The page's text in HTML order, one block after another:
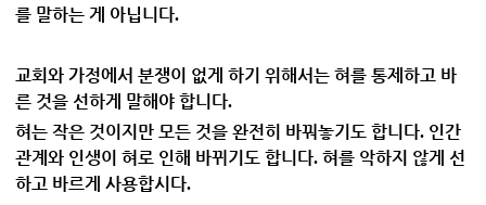
를 말하는 게 아닙니다.
교회와 가정에서 분쟁이 없게 하기 위해서는 혀를 통제하고 바
른 것을 선하게 말해야 합니다.
혀는 작은 것이지만 모든 것을 완전히 바꿔놓기도 합니다. 인간
관계와 인생이 혀로 인해 바뀌기도 합니다. 혀를 악하지 않게 선
하고 바르게 사용합시다.